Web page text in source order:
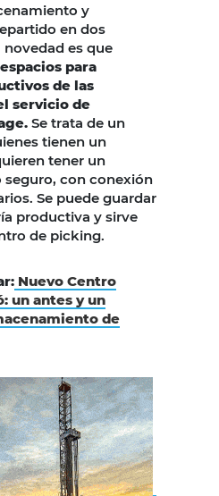
y
en dos
es que
para
de las
servicio de
Se trata de un
tienen un
tener un
seguro, con conexión
Se puede guardar
productiva y sirve
de picking.
Nuevo Centro
un antes y un
de